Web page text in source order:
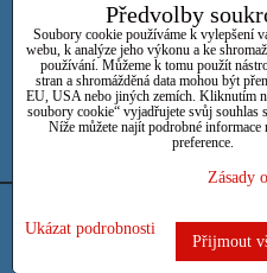
FacebookTwitter BlueskyPinterest
Vytvořeno systémem:
Předvolby
Soubory cookie používáme k vylepšení
webu, k analýze jeho výkonu a ke
používání. Můžeme k tomu použít
stran a shromážděná data mohou být
EU, USA nebo jiných zemích. Kliknutím
soubory cookie“ vyjadřujete svůj souhlas
Níže můžete najít podrobné informace
preference.
Zásady
Ukázat podrobnosti
Přijmout